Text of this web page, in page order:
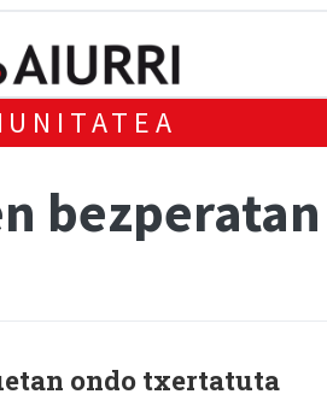
bezperatan
ondo txertatuta